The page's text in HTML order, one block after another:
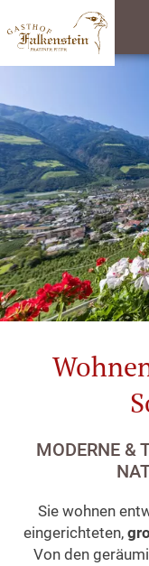
MODERNE &
Sie wohnen
eingerichteten,
Von den